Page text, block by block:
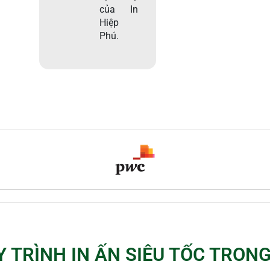
của In
Hiệp
Phú.
TRÌNH IN ẤN SIÊU TỐC